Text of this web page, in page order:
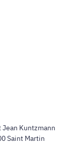
Kuntzmann
Saint Martin